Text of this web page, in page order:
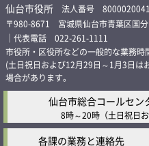
仙台市役所 法人番号
〒980-8671 宮城県仙台市青葉区国
｜代表電話 022-261-1111
市役所・区役所などの一般的な業務時
(土日祝日および12月29日～1月3日は
場合があります。
仙台市総合コールセン
8時～20時 （土日祝日
各課の業務と連絡先